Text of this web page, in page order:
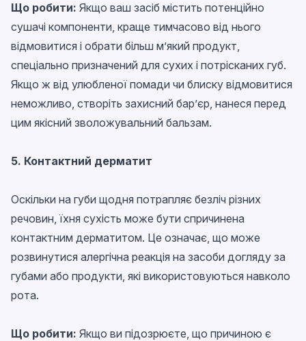
Що робити: Якщо ваш засіб містить потенційно
сушачі компоненти, краще тимчасово від нього
відмовитися і обрати більш м’який продукт,
спеціально призначений для сухих і потрісканих губ.
Якщо ж від улюбленої помади чи блиску відмовитися
неможливо, створіть захисний бар’єр, нанеся перед
цим якісний зволожувальний бальзам.
5. Контактний дерматит
Оскільки на губи щодня потрапляє безліч різних
речовин, їхня сухість може бути спричинена
контактним дерматитом. Це означає, що може
розвинутися алергічна реакція на засоби догляду за
губами або продукти, які використовуються навколо
рота.
Що робити: Якщо ви підозрюєте, що причиною є